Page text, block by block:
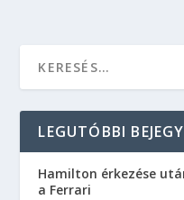
LEGUTÓBBI
Hamilton érkezése
a Ferrari